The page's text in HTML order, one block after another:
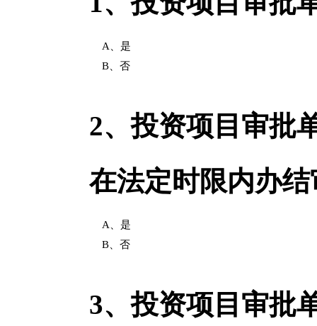
A、是
B、否
2、投资项目审批
在法定时限内办
A、是
B、否
3、投资项目审批